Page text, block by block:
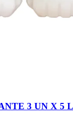
3 UN X 5